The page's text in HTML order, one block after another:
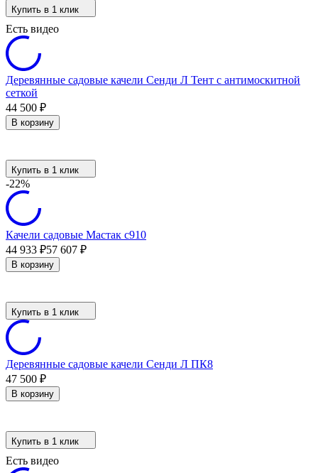
Купить в 1 клик
Есть видео
Деревянные садовые качели Сенди Л Тент с антимоскитной
сеткой
44 500 ₽
В корзину
Купить в 1 клик
-22%
Качели садовые Мастак с910
44 933 ₽57 607 ₽
В корзину
Купить в 1 клик
Деревянные садовые качели Сенди Л ПК8
47 500 ₽
В корзину
Купить в 1 клик
Есть видео